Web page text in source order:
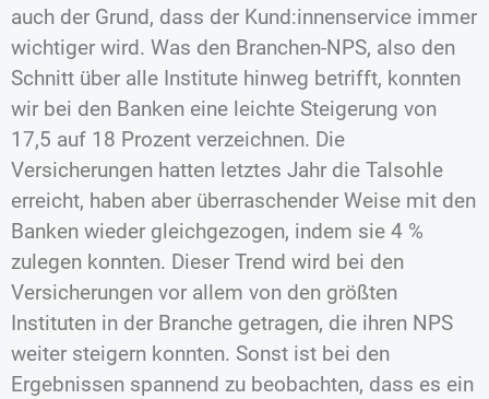
auch der Grund, dass der Kund:innenservice immer
wichtiger wird. Was den Branchen-NPS, also den
Schnitt über alle Institute hinweg betrifft, konnten
wir bei den Banken eine leichte Steigerung von
17,5 auf 18 Prozent verzeichnen. Die
Versicherungen hatten letztes Jahr die Talsohle
erreicht, haben aber überraschender Weise mit den
Banken wieder gleichgezogen, indem sie 4 %
zulegen konnten. Dieser Trend wird bei den
Versicherungen vor allem von den größten
Instituten in der Branche getragen, die ihren NPS
weiter steigern konnten. Sonst ist bei den
Ergebnissen spannend zu beobachten, dass es ein